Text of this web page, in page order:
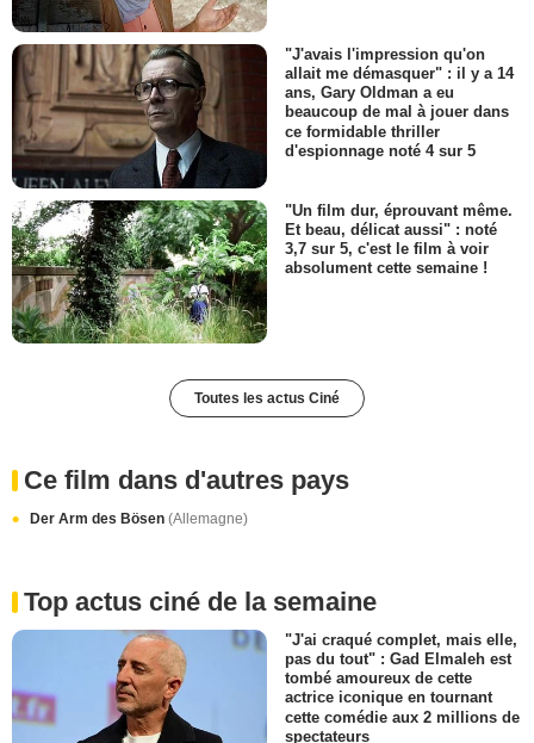
"J'avais l'impression qu'on
allait me démasquer" : il y a 14
ans, Gary Oldman a eu
beaucoup de mal à jouer dans
ce formidable thriller
d'espionnage noté 4 sur 5
"Un film dur, éprouvant même.
Et beau, délicat aussi" : noté
3,7 sur 5, c'est le film à voir
absolument cette semaine !
Toutes les actus Ciné
Ce film dans d'autres pays
Der Arm des Bösen (Allemagne)
Top actus ciné de la semaine
"J'ai craqué complet, mais elle,
pas du tout" : Gad Elmaleh est
tombé amoureux de cette
actrice iconique en tournant
cette comédie aux 2 millions de
spectateurs